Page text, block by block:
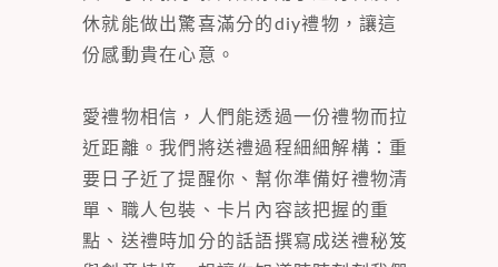
休就能做出驚喜滿分的diy禮物，讓這
份感動貴在心意。
愛禮物相信，人們能透過一份禮物而拉
近距離。我們將送禮過程細細解構：重
要日子近了提醒你、幫你準備好禮物清
單、職人包裝、卡片內容該把握的重
點、送禮時加分的話語撰寫成送禮秘笈